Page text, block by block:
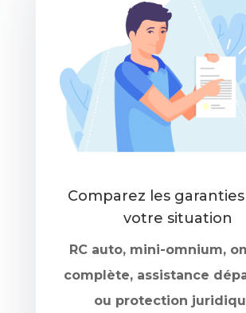
Comparez les
votre situation
RC auto, mini-omnium,
complète, assistance
ou protection